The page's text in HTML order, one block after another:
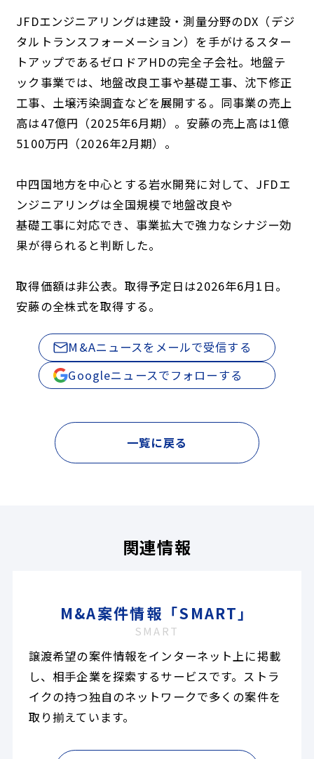
JFDエンジニアリングは建設・測量分野のDX（デジ
タルトランスフォーメーション）を手がけるスター
トアップであるゼロドアHDの完全子会社。地盤テ
ック事業では、地盤改良工事や基礎工事、沈下修正
工事、土壌汚染調査などを展開する。同事業の売上
高は47億円（2025年6月期）。安藤の売上高は1億
5100万円（2026年2月期）。
中四国地方を中心とする岩水開発に対して、JFDエ
ンジニアリングは全国規模で地盤改良や
基礎工事に対応でき、事業拡大で強力なシナジー効
果が得られると判断した。
取得価額は非公表。取得予定日は2026年6月1日。
安藤の全株式を取得する。
M&Aニュースをメールで受信する
Googleニュースでフォローする
一覧に戻る
関連情報
M&A案件情報「SMART」
SMART
譲渡希望の案件情報をインターネット上に掲載
し、相手企業を探索するサービスです。ストラ
イクの持つ独自のネットワークで多くの案件を
取り揃えています。